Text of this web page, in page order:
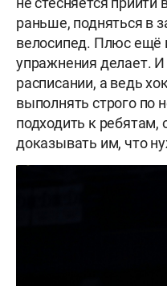
раньше, подняться в
велосипед. Плюс ещё
упражнения делает. И
расписании, а ведь
выполнять строго по
подходить к ребятам,
доказывать им, что